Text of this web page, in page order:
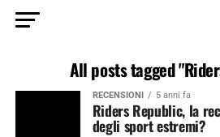
All posts tagged
RECENSIONI 5 anni fa
Riders Republic, la
degli sport estremi?